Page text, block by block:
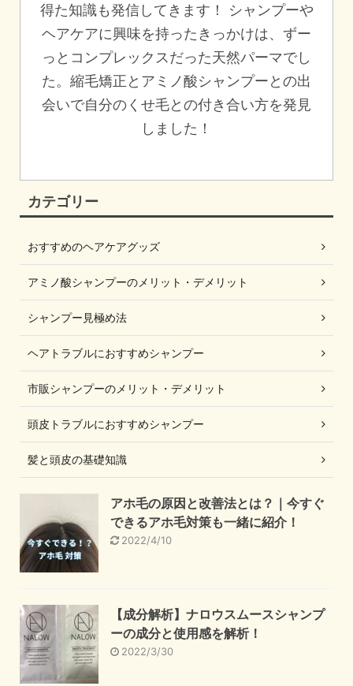
得た知識も発信してきます！ シャンプーや
ヘアケアに興味を持ったきっかけは、ずー
っとコンプレックスだった天然パーマでし
た。縮毛矯正とアミノ酸シャンプーとの出
会いで自分のくせ毛との付き合い方を発見
しました！
カテゴリー
おすすめのヘアケアグッズ
アミノ酸シャンプーのメリット・デメリット
シャンプー見極め法
ヘアトラブルにおすすめシャンプー
市販シャンプーのメリット・デメリット
頭皮トラブルにおすすめシャンプー
髪と頭皮の基礎知識
アホ毛の原因と改善法とは？｜今すぐ
できるアホ毛対策も一緒に紹介！
2022/4/10
【成分解析】ナロウスムースシャンプ
ーの成分と使用感を解析！
2022/3/30